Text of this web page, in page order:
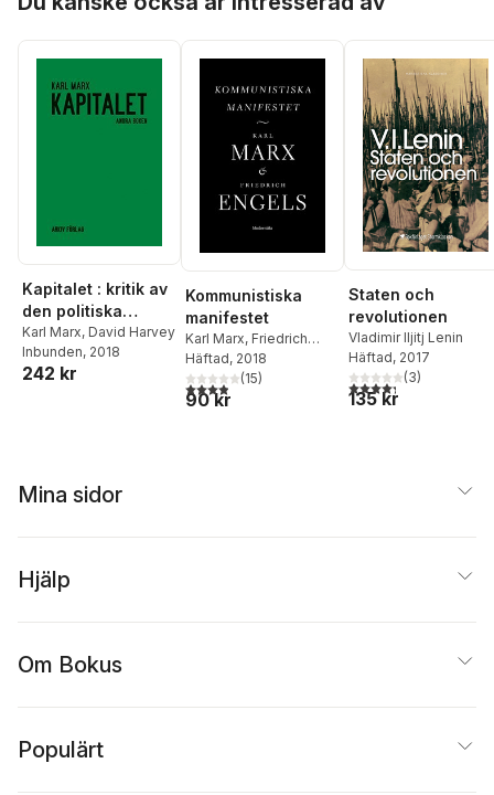
Kapitalet : kritik av
den politiska
ekonomin. Andra
boken. Kapitalets
cirkulationsproces
Karl Marx, David Harvey
Inbunden, 2018
242 kr
Kommunistiska
manifestet
Karl Marx, Friedrich
Engels
Häftad, 2018
3,9utav 5 stjärnor. Totalt antal röster:
(15)
90 kr
Staten och
revolutionen
Vladimir Iljitj Lenin
Häftad, 2017
4,3utav 5 stjärnor.
(3)
135 kr
Mina sidor
Hjälp
Om Bokus
Populärt